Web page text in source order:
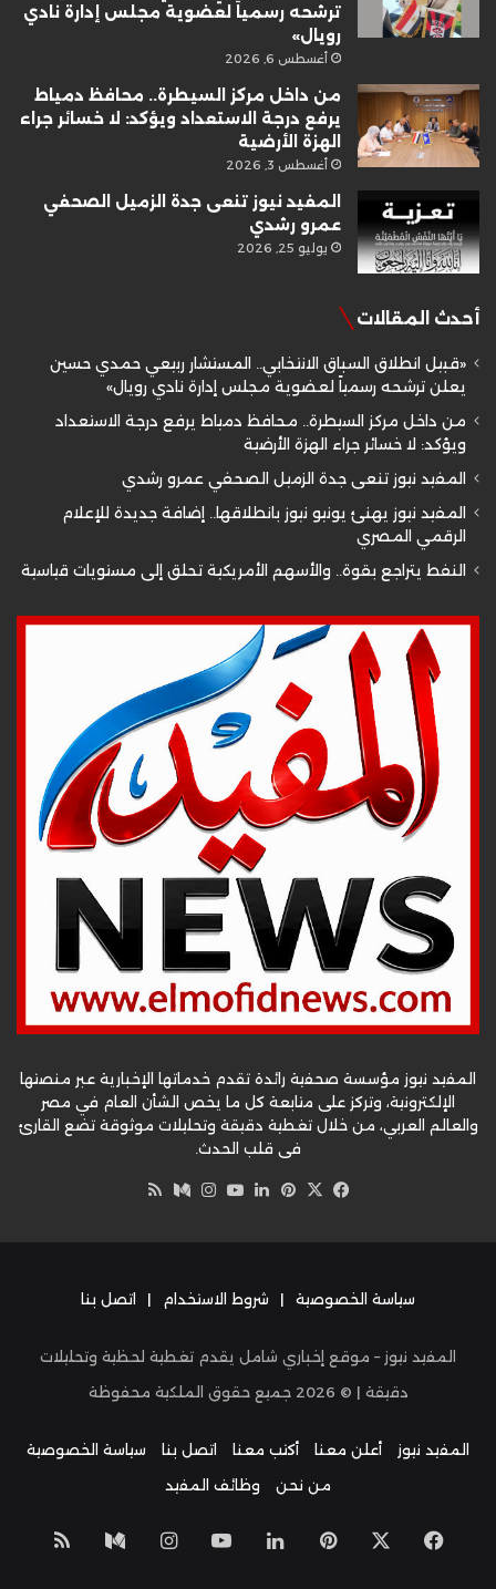
ترشحه رسمياً لعضوية مجلس إدارة نادي
رويال»
أغسطس 6, 2026
من داخل مركز السيطرة.. محافظ دمياط
يرفع درجة الاستعداد ويؤكد: لا خسائر جراء
الهزة الأرضية
أغسطس 3, 2026
المفيد نيوز تنعى جدة الزميل الصحفي
عمرو رشدي
يوليو 25, 2026
أحدث المقالات
«قبيل انطلاق السباق الانتخابي.. المستشار ربيعي حمدي حسين
يعلن ترشحه رسمياً لعضوية مجلس إدارة نادي رويال»
من داخل مركز السيطرة.. محافظ دمياط يرفع درجة الاستعداد
ويؤكد: لا خسائر جراء الهزة الأرضية
المفيد نيوز تنعى جدة الزميل الصحفي عمرو رشدي
المفيد نيوز يهنئ يونيو نيوز بانطلاقها.. إضافة جديدة للإعلام
الرقمي المصري
النفط يتراجع بقوة.. والأسهم الأمريكية تحلق إلى مستويات قياسية
المفيد نيوز مؤسسة صحفية رائدة تقدم خدماتها الإخبارية عبر منصتها
الإلكترونية، وتركز على متابعة كل ما يخص الشأن العام في مصر
والعالم العربي، من خلال تغطية دقيقة وتحليلات موثوقة تضع القارئ
في قلب الحدث.
فيسبوك
‫X بينتيريست
لينكدإن‫YouTube
انستقرام
وسط
سياسة الخصوصية | شروط الاستخدام | اتصل بنا
المفيد نيوز – موقع إخباري شامل يقدم تغطية لحظية وتحليلات
دقيقة | © 2026 جميع حقوق الملكية محفوظة
المفيد نيوز أعلن معنا أكتب معنا اتصل بنا
سياسة الخصوصية
من نحن
وظائف المفيد
فيسبوك بينتيريست
لينكدإن‫YouTube
انستقراموسط